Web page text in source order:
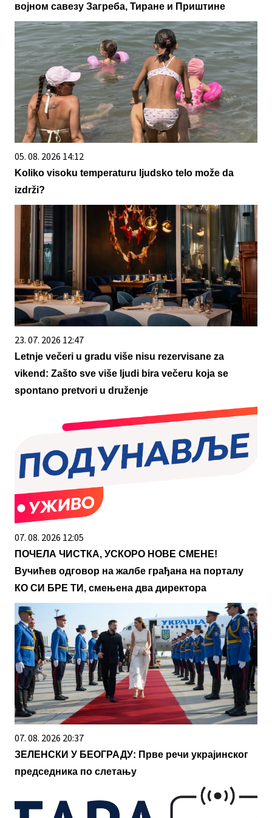
војном савезу Загреба, Тиране и Приштине
05. 08. 2026 14:12
Koliko visoku temperaturu ljudsko telo može da
izdrži?
23. 07. 2026 12:47
Letnje večeri u gradu više nisu rezervisane za
vikend: Zašto sve više ljudi bira večeru koja se
spontano pretvori u druženje
07. 08. 2026 12:05
ПОЧЕЛА ЧИСТКА, УСКОРО НОВЕ СМЕНЕ!
Вучићев одговор на жалбе грађана на порталу
КО СИ БРЕ ТИ, смењена два директора
07. 08. 2026 20:37
ЗЕЛЕНСКИ У БЕОГРАДУ: Прве речи украјинског
председника по слетању